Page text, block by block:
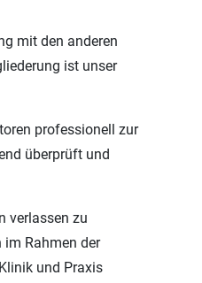
mit den anderen
ist unser
professionell zur
überprüft und
verlassen zu
im Rahmen der
und Praxis